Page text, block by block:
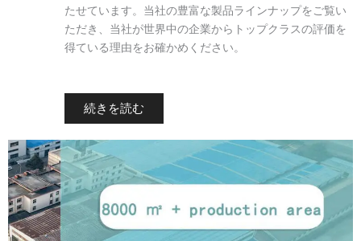
たせています。当社の豊富な製品ラインナップをご覧い
ただき、当社が世界中の企業からトップクラスの評価を
得ている理由をお確かめください。
続きを読む